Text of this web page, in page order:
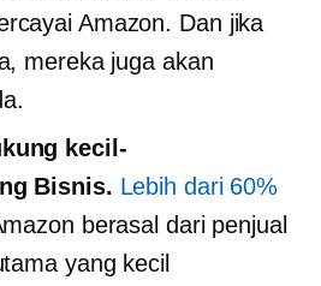
Amazon. Dan jika
mereka juga akan
kecil-
Bisnis. Lebih dari 60%
berasal dari penjual
yang kecil